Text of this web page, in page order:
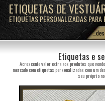
ETIQUETAS DE
ETIQUETAS PERSONALIZADAS
Etiquetas e
Acrescente valor extra aos produtos que
mercado com etiquetas personalizadas com um
seu próprio